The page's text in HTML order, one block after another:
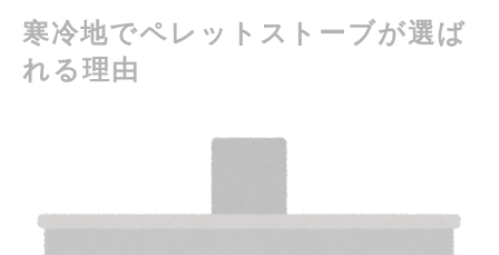
断熱性と気密性が左右する設置環境
断熱性が高まるとペレットストーブの効果も向
気密性を考慮したペレットストーブの最適な設
ペレットストーブ設置前に確認すべき断熱のポ
寒冷地でペレットストーブが選ば
れる理由